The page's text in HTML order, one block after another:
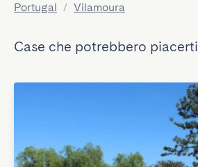
Portugal / Vilamoura
Case che potrebbero piacerti